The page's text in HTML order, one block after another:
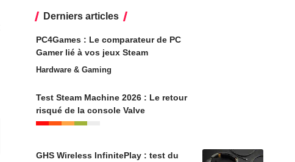
Derniers articles
PC4Games : Le comparateur de PC
Gamer lié à vos jeux Steam
Hardware & Gaming
Test Steam Machine 2026 : Le retour
risqué de la console Valve
GHS Wireless InfinitePlay : test du